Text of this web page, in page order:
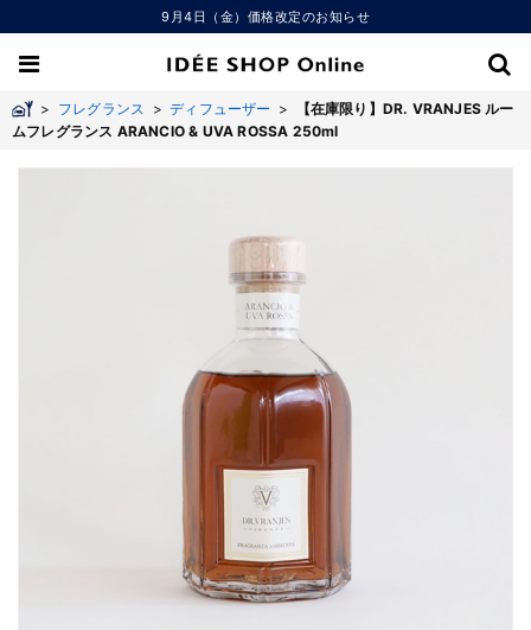
9月4日（金）価格改定のお知らせ
> フレグランス >ディフューザー >
【在庫限り】DR. VRANJES ルー
ムフレグランス ARANCIO & UVA ROSSA 250ml